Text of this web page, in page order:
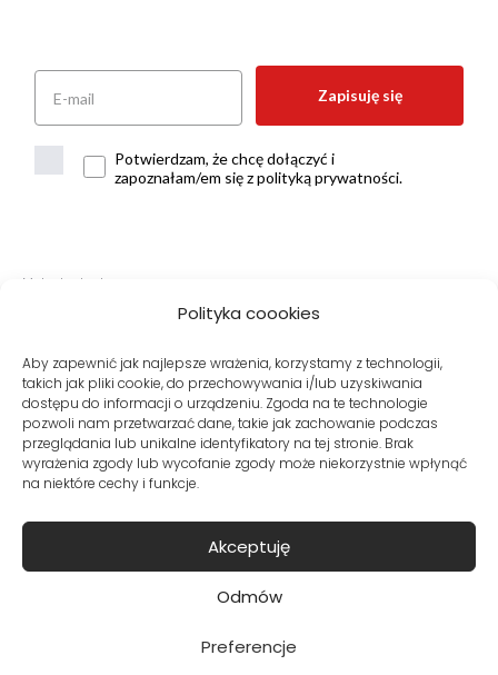
Polityka coookies
Aby zapewnić jak najlepsze wrażenia, korzystamy z technologii,
takich jak pliki cookie, do przechowywania i/lub uzyskiwania
dostępu do informacji o urządzeniu. Zgoda na te technologie
pozwoli nam przetwarzać dane, takie jak zachowanie podczas
przeglądania lub unikalne identyfikatory na tej stronie. Brak
wyrażenia zgody lub wycofanie zgody może niekorzystnie wpłynąć
na niektóre cechy i funkcje.
Akceptuję
Odmów
Preferencje
Zapisuję się
Potwierdzam, że chcę dołączyć i
zapoznałam/em się z polityką prywatności.
Metody dostawy:
Bezpieczne płatności:
© Copyright VITO VERGELIS® Sklep internetowy z odzieżą damską
regulamin•polityka prywatności